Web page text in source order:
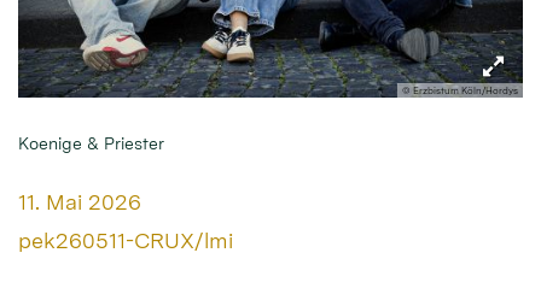
© Erzbistum Köln/Hordys
Koenige & Priester
Datum:
11. Mai 2026
Von:
pek260511-CRUX/lmi